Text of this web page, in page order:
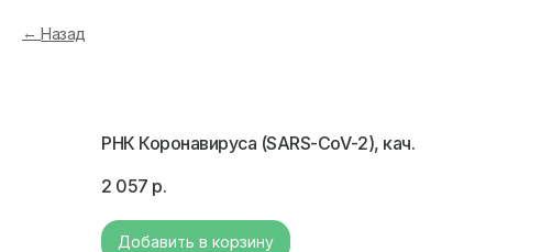
Назад
РНК Коронавируса (SARS-CoV-2), кач.
2 057 р.
Добавить в корзину